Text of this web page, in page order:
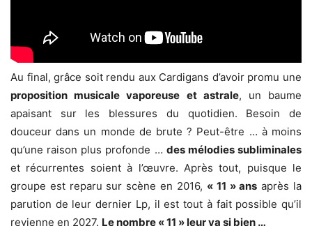
Au final, grâce soit rendu aux Cardigans d’avoir promu une
proposition musicale vaporeuse et astrale, un baume
apaisant sur les blessures du quotidien. Besoin de
douceur dans un monde de brute ? Peut-être … à moins
qu’une raison plus profonde … des mélodies subliminales
et récurrentes soient à l’œuvre. Après tout, puisque le
groupe est reparu sur scène en 2016, « 11 » ans après la
parution de leur dernier Lp, il est tout à fait possible qu’il
revienne en 2027. Le nombre « 11 » leur va si bien …